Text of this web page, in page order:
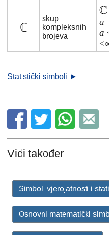
ℂ
skup
kompleksnih
brojeva
a
a
Statistički simboli ►
Vidi također
Simboli vjerojatnosti i
Osnovni matematički